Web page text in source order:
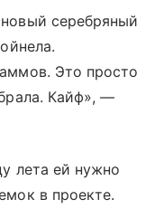
серебряный
Это просто
Кайф», —
лета ей нужно
в проекте.